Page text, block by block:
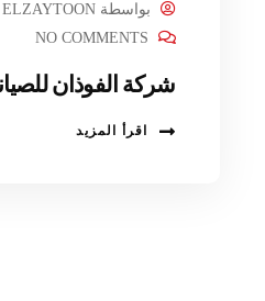
بواسطةELZAYTOON
NO COMMENTS
شركة الفوذان
اقرأ المزيد